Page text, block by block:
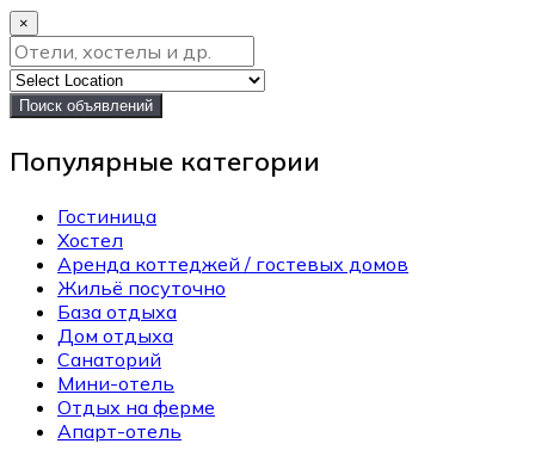
×
Поиск объявлений
Популярные категории
Гостиница
Хостел
Аренда коттеджей / гостевых домов
Жильё посуточно
База отдыха
Дом отдыха
Санаторий
Мини-отель
Отдых на ферме
Апарт-отель